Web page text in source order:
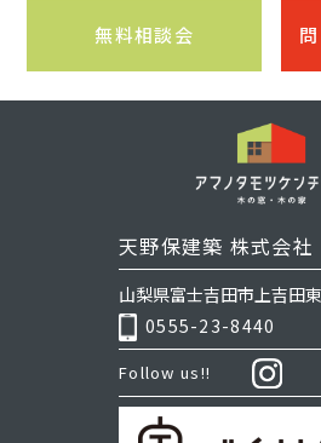
無料相談会
天野保建築 株式会社
山梨県富士吉田市上吉田
0555-23-8440
Follow us!!